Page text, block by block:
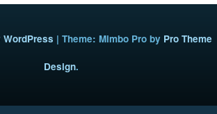
| Theme: Mimbo Pro by Pro Theme
Design.